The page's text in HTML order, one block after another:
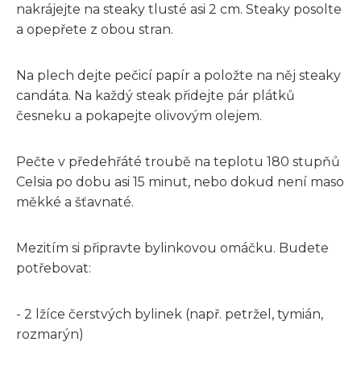
nakrájejte na steaky tlusté asi 2 cm. Steaky posolte
a opepřete z obou stran.
Na plech dejte pečicí papír a položte na něj steaky
candáta. Na každý steak přidejte pár plátků
česneku a pokapejte olivovým olejem.
Pečte v předehřáté troubě na teplotu 180 stupňů
Celsia po dobu asi 15 minut, nebo dokud není maso
měkké a šťavnaté.
Mezitím si připravte bylinkovou omáčku. Budete
potřebovat:
- 2 lžíce čerstvých bylinek (např. petržel, tymián,
rozmarýn)